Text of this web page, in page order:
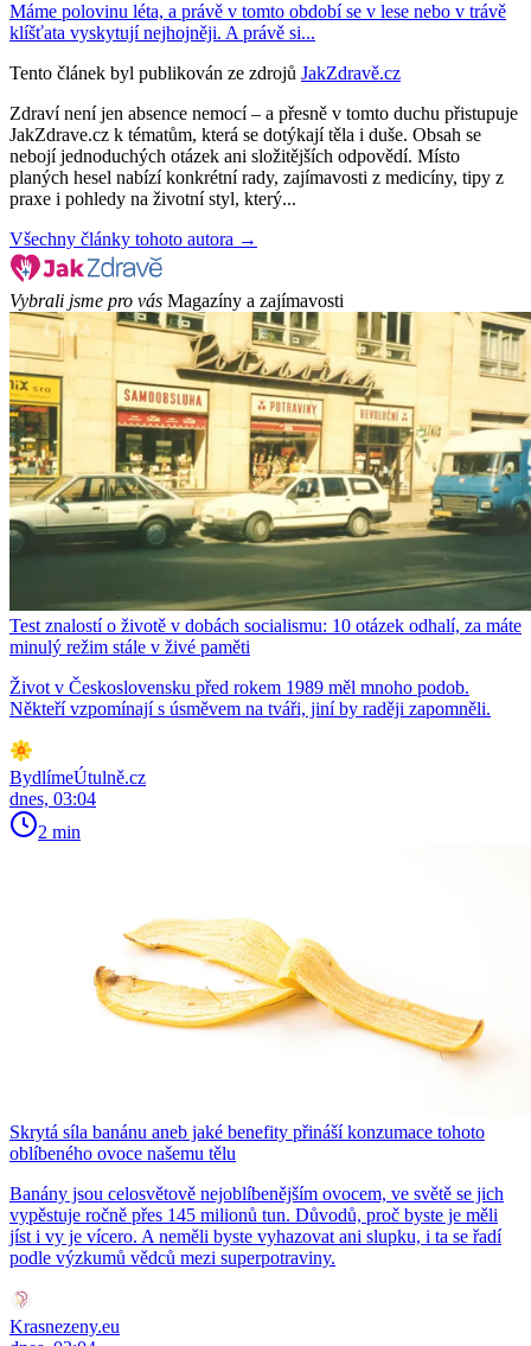
Máme polovinu léta, a právě v tomto období se v lese nebo v trávě
klíšťata vyskytují nejhojněji. A právě si...
Tento článek byl publikován ze zdrojů JakZdravě.cz
Zdraví není jen absence nemocí – a přesně v tomto duchu přistupuje
JakZdrave.cz k tématům, která se dotýkají těla i duše. Obsah se
nebojí jednoduchých otázek ani složitějších odpovědí. Místo
planých hesel nabízí konkrétní rady, zajímavosti z medicíny, tipy z
praxe i pohledy na životní styl, který...
Všechny články tohoto autora →
Vybrali jsme pro vás Magazíny a zajímavosti
Test znalostí o životě v dobách socialismu: 10 otázek odhalí, za máte
minulý režim stále v živé paměti
Život v Československu před rokem 1989 měl mnoho podob.
Někteří vzpomínají s úsměvem na tváři, jiní by raději zapomněli.
BydlímeÚtulně.cz
dnes, 03:04
2 min
Skrytá síla banánu aneb jaké benefity přináší konzumace tohoto
oblíbeného ovoce našemu tělu
Banány jsou celosvětově nejoblíbenějším ovocem, ve světě se jich
vypěstuje ročně přes 145 milionů tun. Důvodů, proč byste je měli
jíst i vy je vícero. A neměli byste vyhazovat ani slupku, i ta se řadí
podle výzkumů vědců mezi superpotraviny.
Krasnezeny.eu